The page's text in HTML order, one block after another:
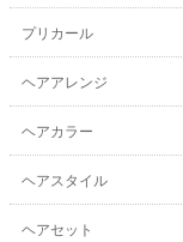
プリカール
ヘアアレンジ
ヘアカラー
ヘアスタイル
ヘアセット